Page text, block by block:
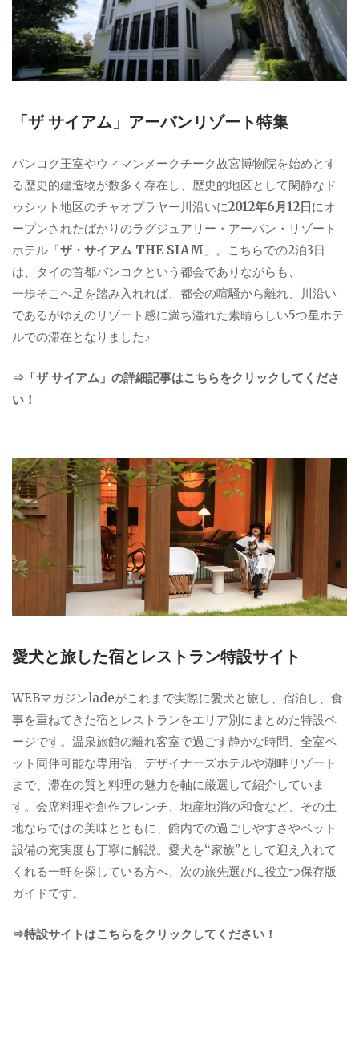
「ザ サイアム」アーバンリゾート特集
バンコク王室やウィマンメークチーク故宮博物院を始めとす
る歴史的建造物が数多く存在し、歴史的地区として閑静なド
ゥシット地区のチャオプラヤー川沿いに2012年6月12日にオ
ープンされたばかりのラグジュアリー・アーバン・リゾート
ホテル「ザ・サイアム THE SIAM 」。こちらでの2泊3日
は、タイの首都バンコクという都会でありながらも、
一歩そこへ足を踏み入れれば、都会の喧騒から離れ、川沿い
であるがゆえのリゾート感に満ち溢れた素晴らしい5つ星ホテ
ルでの滞在となりました♪
⇒「ザ サイアム」の詳細記事はこちらをクリックしてくださ
い！
愛犬と旅した宿とレストラン特設サイト
WEBマガジンladeがこれまで実際に愛犬と旅し、宿泊し、食
事を重ねてきた宿とレストランをエリア別にまとめた特設ペ
ージです。温泉旅館の離れ客室で過ごす静かな時間、全室ペ
ット同伴可能な専用宿、デザイナーズホテルや湖畔リゾート
まで、滞在の質と料理の魅力を軸に厳選して紹介していま
す。会席料理や創作フレンチ、地産地消の和食など、その土
地ならではの美味とともに、館内での過ごしやすさやペット
設備の充実度も丁寧に解説。愛犬を“家族”として迎え入れて
くれる一軒を探している方へ、次の旅先選びに役立つ保存版
ガイドです。
⇒特設サイトはこちらをクリックしてください！